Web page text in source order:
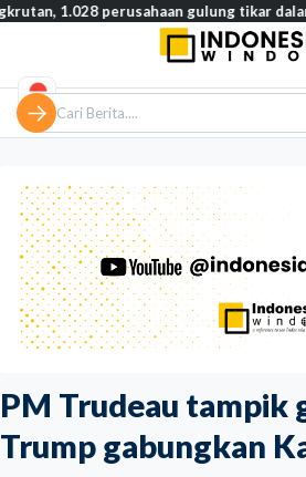
PM Trudeau tampik
Trump gabungkan
perusahaan gulung tikar dalam